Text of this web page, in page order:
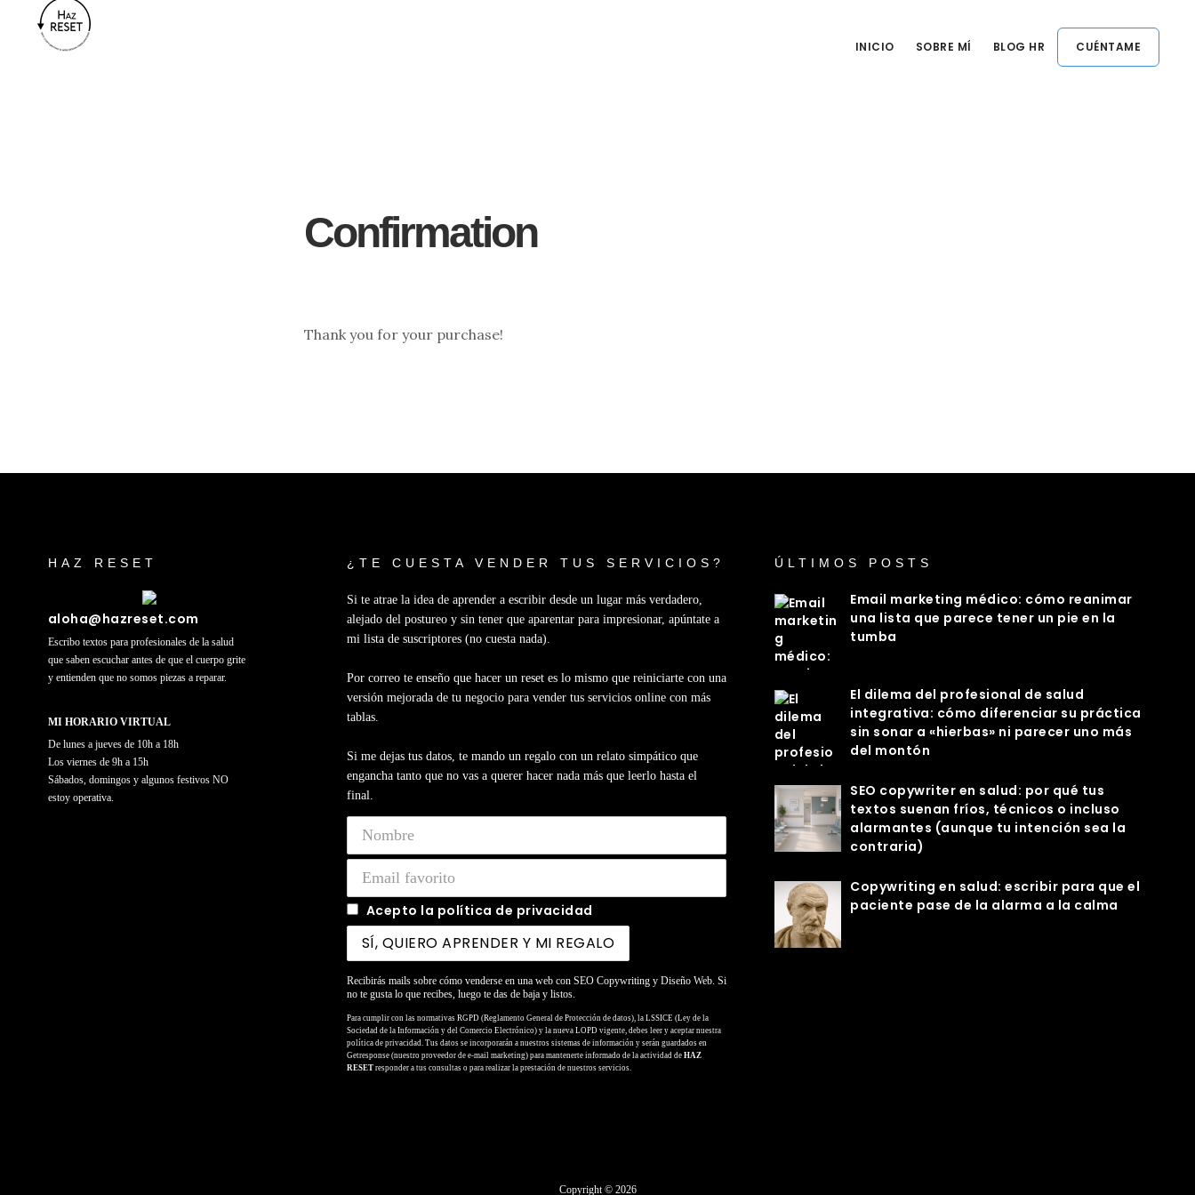
Saltar
Saltar
INICIO SOBRE MÍ BLOG HR CUÉNTAME
Confirmation
Thank you for your purchase!
HAZ RESET
aloha@hazreset.com
Escribo textos para profesionales de la salud
que saben escuchar antes de que el cuerpo grite
y entienden que no somos piezas a reparar.
MI HORARIO VIRTUAL
De lunes a jueves de 10h a 18h
Los viernes de 9h a 15h
Sábados, domingos y algunos festivos NO
estoy operativa.
¿TE CUESTA VENDER TUS SERVICIOS?
Si te atrae la idea de aprender a escribir desde un lugar más verdadero,
alejado del postureo y sin tener que aparentar para impresionar, apúntate a
mi lista de suscriptores (no cuesta nada).
Por correo te enseño que hacer un reset es lo mismo que reiniciarte con una
versión mejorada de tu negocio para vender tus servicios online con más
tablas.
Si me dejas tus datos, te mando un regalo con un relato simpático que
engancha tanto que no vas a querer hacer nada más que leerlo hasta el
final.
Acepto la política de privacidad
Recibirás mails sobre cómo venderse en una web con SEO Copywriting y Diseño Web. Si
no te gusta lo que recibes, luego te das de baja y listos.
Para cumplir con las normativas RGPD (Reglamento General de Protección de datos), la LSSICE (Ley de la
Sociedad de la Información y del Comercio Electrónico) y la nueva LOPD vigente, debes leer y aceptar nuestra
política de privacidad. Tus datos se incorporarán a nuestros sistemas de información y serán guardados en
Getresponse (nuestro proveedor de e-mail marketing) para mantenerte informado de la actividad de HAZ
RESETresponder a tus consultas o para realizar la prestación de nuestros servicios.
ÚLTIMOS POSTS
Email marketing médico: cómo reanimar
una lista que parece tener un pie en la
tumba
El dilema del profesional de salud
integrativa: cómo diferenciar su práctica
sin sonar a «hierbas» ni parecer uno más
del montón
SEO copywriter en salud: por qué tus
textos suenan fríos, técnicos o incluso
alarmantes (aunque tu intención sea la
contraria)
Copywriting en salud: escribir para que el
paciente pase de la alarma a la calma
Copyright © 2026